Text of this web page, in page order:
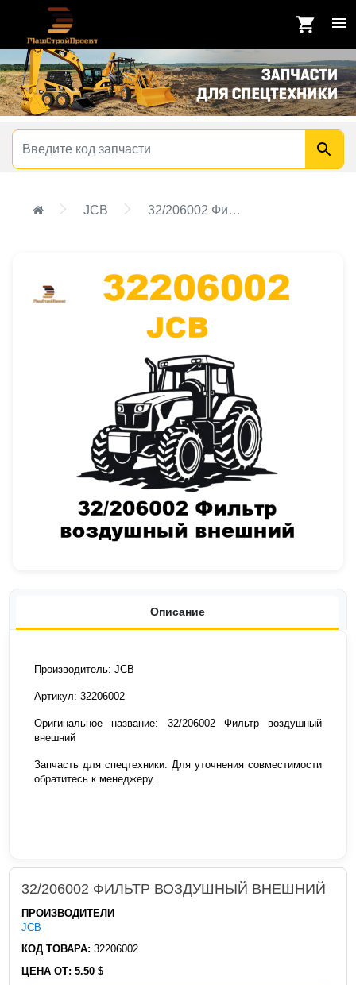
JCB 32/206002 Фильтр воздушный внешний
Описание
Производитель: JCB
Артикул: 32206002
Оригинальное название: 32/206002 Фильтр воздушный
внешний
Запчасть для спецтехники. Для уточнения совместимости
обратитесь к менеджеру.
32/206002 ФИЛЬТР ВОЗДУШНЫЙ ВНЕШНИЙ
ПРОИЗВОДИТЕЛИ
JCB
КОД ТОВАРА: 32206002
ЦЕНА ОТ: 5.50 $